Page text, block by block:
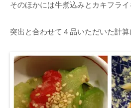
そのほかには牛煮込みとカキフライ
突出と合わせて４品いただいた計算